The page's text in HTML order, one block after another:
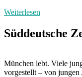
Weiterlesen
Süddeutsche
München lebt. Viele
vorgestellt – von jungen